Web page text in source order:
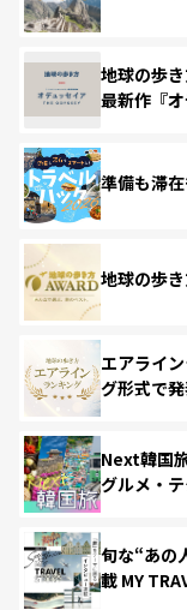
地球の歩
最新作『オ
準備も滞
地球の歩
エアライ
グ形式で
Next韓国
グルメ・
旬な“あの
載 MY